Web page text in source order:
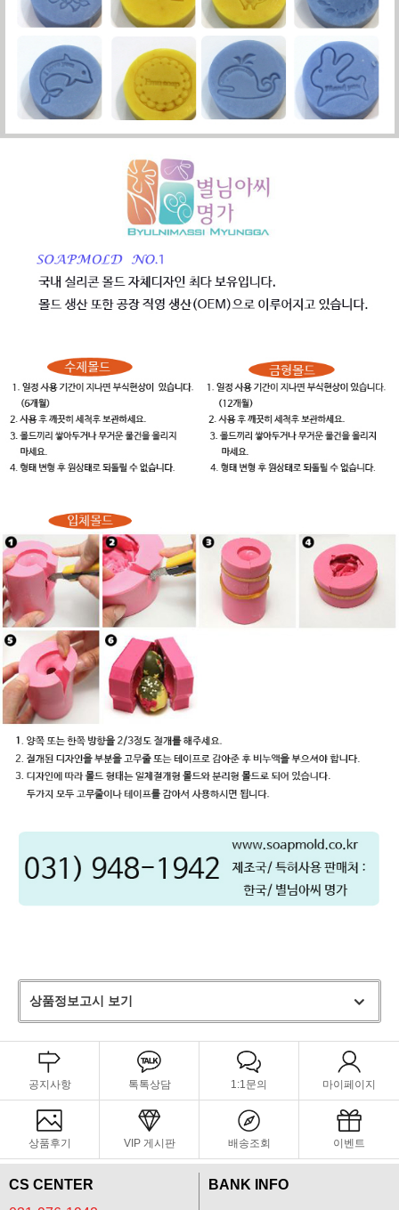
상품정보고시 보기
공지사항 톡톡상담 1:1문의 마이페이지
상품후기 VIP 게시판 배송조회 이벤트
CS CENTER
BANK INFO